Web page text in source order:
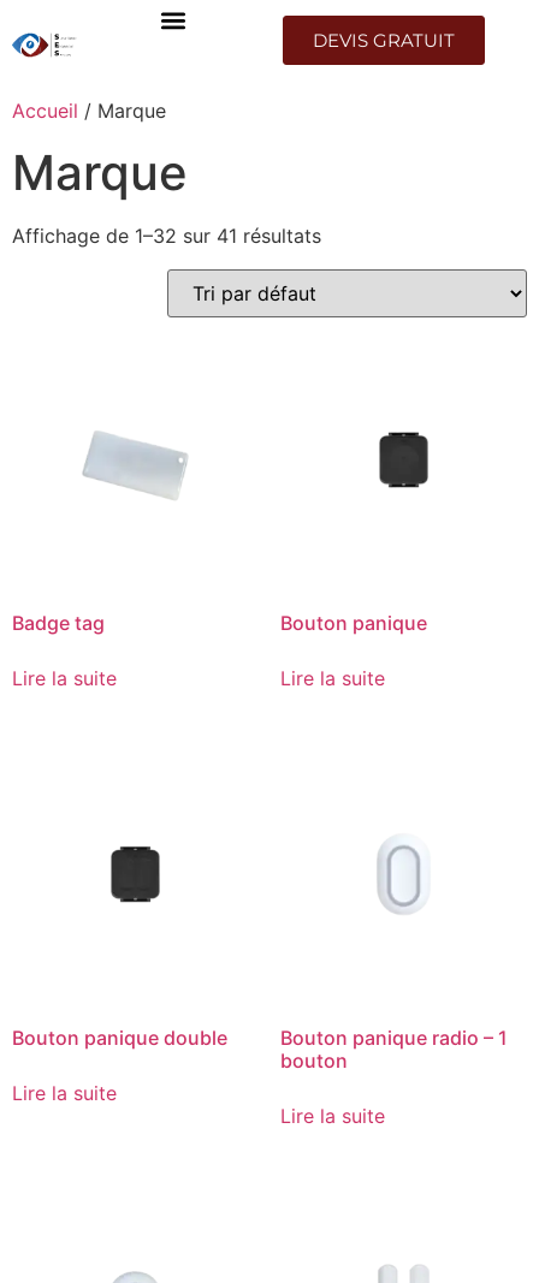
DEVIS GRATUIT
Accueil / Marque
Marque
Affichage de 1–32 sur 41 résultats
Badge tag
Lire la suite
Bouton panique
Lire la suite
Bouton panique double
Lire la suite
Bouton panique radio – 1
bouton
Lire la suite